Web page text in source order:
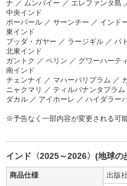
ナ ／ ムンバイー ／ エレファンタ島
中央インド
ボーパール ／ サーンチー ／ インド
東インド
ブッダ・ガヤー ／ ラージギル ／ パ
北東インド
ガントク ／ ペリン ／ グワーハー
南インド
チェンナイ ／ マハーバリプラム ／
ニャクマリ ／ ティルバナンタプラ
ダカル ／ アイホーレ ／ ハイダラ
※予告なく一部内容が変更される可
インド〈2025～2026〉(地球の
商品仕様
出版